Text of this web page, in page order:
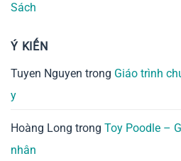
Sách
Ý KIẾN
Tuyen Nguyen trong Giáo trình
y
Hoàng Long trong Toy Poodle –
nhân